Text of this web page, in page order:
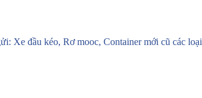
Xe đầu kéo, Rơ mooc, Container mới cũ các loại